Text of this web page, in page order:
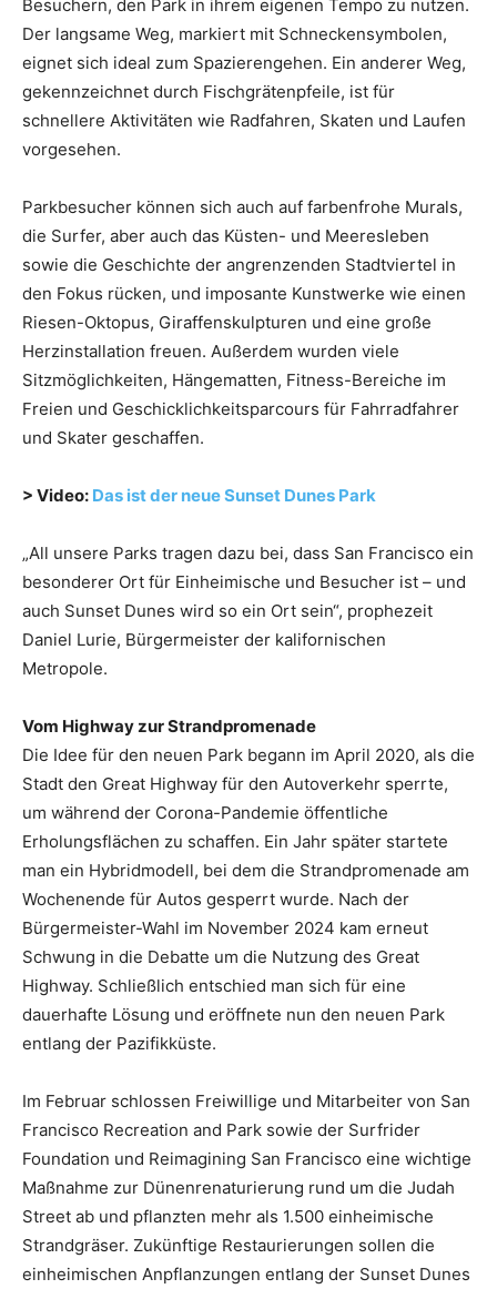
Besuchern, den Park in ihrem eigenen Tempo zu nutzen.
Der langsame Weg, markiert mit Schneckensymbolen,
eignet sich ideal zum Spazierengehen. Ein anderer Weg,
gekennzeichnet durch Fischgrätenpfeile, ist für
schnellere Aktivitäten wie Radfahren, Skaten und Laufen
vorgesehen.
Parkbesucher können sich auch auf farbenfrohe Murals,
die Surfer, aber auch das Küsten- und Meeresleben
sowie die Geschichte der angrenzenden Stadtviertel in
den Fokus rücken, und imposante Kunstwerke wie einen
Riesen-Oktopus, Giraffenskulpturen und eine große
Herzinstallation freuen. Außerdem wurden viele
Sitzmöglichkeiten, Hängematten, Fitness-Bereiche im
Freien und Geschicklichkeitsparcours für Fahrradfahrer
und Skater geschaffen.
> Video: Das ist der neue Sunset Dunes Park
„All unsere Parks tragen dazu bei, dass San Francisco ein
besonderer Ort für Einheimische und Besucher ist – und
auch Sunset Dunes wird so ein Ort sein“, prophezeit
Daniel Lurie, Bürgermeister der kalifornischen
Metropole.
Vom Highway zur Strandpromenade
Die Idee für den neuen Park begann im April 2020, als die
Stadt den Great Highway für den Autoverkehr sperrte,
um während der Corona-Pandemie öffentliche
Erholungsflächen zu schaffen. Ein Jahr später startete
man ein Hybridmodell, bei dem die Strandpromenade am
Wochenende für Autos gesperrt wurde. Nach der
Bürgermeister-Wahl im November 2024 kam erneut
Schwung in die Debatte um die Nutzung des Great
Highway. Schließlich entschied man sich für eine
dauerhafte Lösung und eröffnete nun den neuen Park
entlang der Pazifikküste.
Im Februar schlossen Freiwillige und Mitarbeiter von San
Francisco Recreation and Park sowie der Surfrider
Foundation und Reimagining San Francisco eine wichtige
Maßnahme zur Dünenrenaturierung rund um die Judah
Street ab und pflanzten mehr als 1.500 einheimische
Strandgräser. Zukünftige Restaurierungen sollen die
einheimischen Anpflanzungen entlang der Sunset Dunes